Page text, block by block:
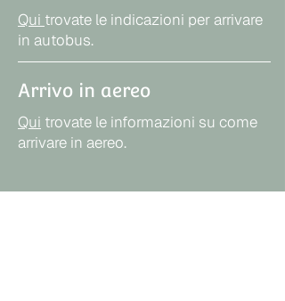
Qui trovate le indicazioni per arrivare
in autobus.
Arrivo in aereo
Qui trovate le informazioni su come
arrivare in aereo.